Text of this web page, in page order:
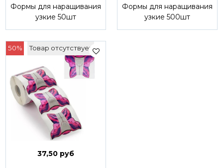
Формы для наращивания
узкие 50шт
Формы для наращивания
узкие 500шт
50% Товар отсутствует
37,50 руб